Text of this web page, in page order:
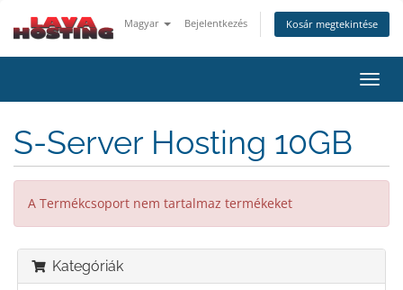
Magyar Bejelentkezés Kosár megtekintése
a
S-Server Hosting 10GB
A Termékcsoport nem tartalmaz termékeket
Kategóriák